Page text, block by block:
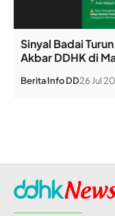
Sinyal Badai
Akbar DDHK di
BeritaInfo DD26 Jul
BERITA